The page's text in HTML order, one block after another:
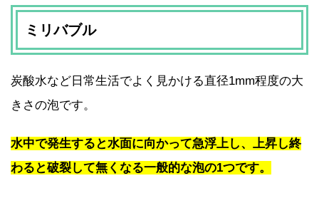
ミリバブル
炭酸水など日常生活でよく見かける直径1mm程度の大
きさの泡です。
水中で発生すると水面に向かって急浮上し、上昇し終
わると破裂して無くなる一般的な泡の1つです。